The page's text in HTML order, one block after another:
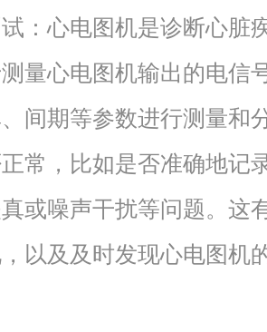
：心电图机是诊断心脏
量心电图机输出的电信
间期等参数进行测量和
常，比如是否准确地记
或噪声干扰等问题。这
以及及时发现心电图机